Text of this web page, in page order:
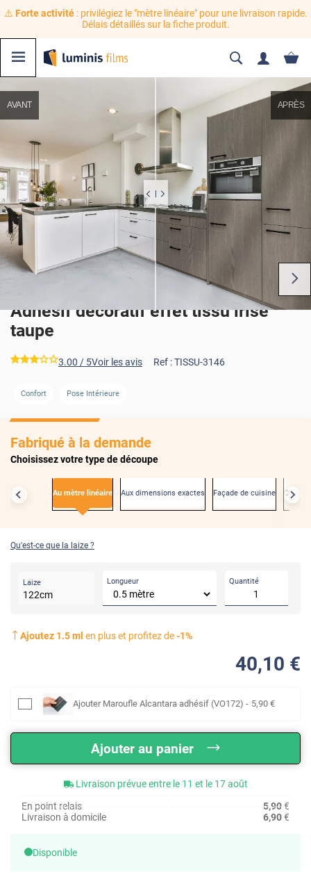
⚠️ Forte activité: privilégiez le "mètre linéaire" pour une livraison rapide.
Délais détaillés sur la fiche produit.
AVANT APRÈS
Adhésif décoratif effet tissu irisé
taupe
*****3.00 / 5Voir les avis Ref :TISSU-3146
Confort Pose Intérieure
Fabriqué à la demande
Choisissez votre type de découpe
Au mètre linéaire Aux dimensions exactes Façade de cuisine
Qu'est-ce que la laize ?
Laize
122cm
Longueur Quantité
Ajoutez 1.5ml en plus et profitez de-1%
40,10 €
Ajouter Maroufle Alcantara adhésif (VO172) - 5,90 €
Ajouter au panier
Livraison prévue entre le 11 et le 17 août
En point relais
5,90€
Livraison à domicile
6,90€
Disponible